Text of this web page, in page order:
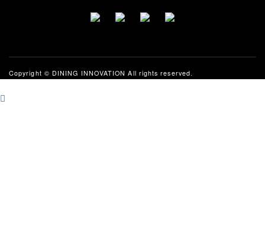
Copyright © DINING INNOVATION All rights reserved.